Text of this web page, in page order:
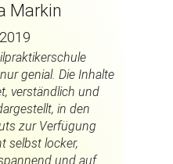
Markin
genial. Die Inhalte
verständlich und
in den
zur Verfügung
selbst locker,
und auf